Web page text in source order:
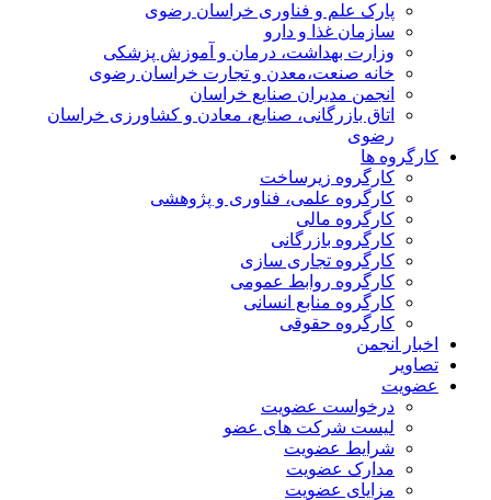
پارک علم و فناوری خراسان رضوی
سازمان غذا و دارو
وزارت بهداشت، درمان و آموزش پزشکی
خانه صنعت،معدن و تجارت خراسان رضوی
انجمن مدیران صنایع خراسان
اتاق بازرگانی، صنایع، معادن و کشاورزی خراسان
رضوی
کارگروه ها
کارگروه زیرساخت
کارگروه علمی، فناوری و پژوهشی
کارگروه مالی
کارگروه بازرگانی
کارگروه تجاری سازی
کارگروه روابط عمومی
کارگروه منابع انسانی
کارگروه حقوقی
اخبار انجمن
تصاویر
عضویت
درخواست عضویت
لیست شرکت های عضو
شرایط عضویت
مدارک عضویت
مزایای عضویت